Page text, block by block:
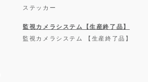
ステッカー
監視カメラシステム【生産終了品】
監視カメラシステム 【生産終了品】